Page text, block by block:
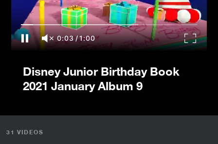
0:04/1:00
Disney Junior Birthday Book
2021 January Album 9
31 VIDEOS